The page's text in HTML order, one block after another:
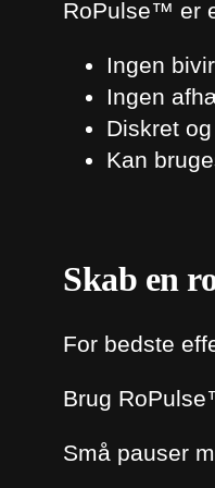
RoPulse™ er
Ingen
Ingen
Diskret
Kan
Skab en
For bedste
Brug
Små pauser